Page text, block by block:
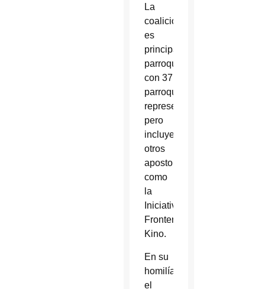
La
coalición
es
principalmente
parroquial,
con 37
parroquias
representadas,
pero
incluye
otros
apostolados,
como
la
Iniciativa
Fronteriza
Kino.
En su
homilía,
el